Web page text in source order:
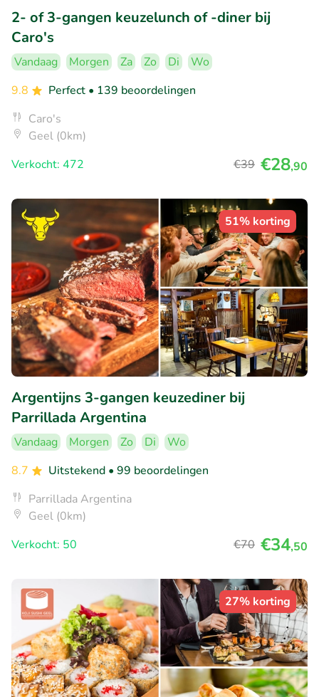
2- of 3-gangen keuzelunch of -diner bij
Caro's
Vandaag Morgen Za Zo Di
Wo
9.8
Perfect • 139 beoordelingen
Caro's
Geel (0km)
Verkocht: 472
€39 €28,90
51% korting
Argentijns 3-gangen keuzediner bij
Parrillada Argentina
Vandaag Morgen Zo Di
Wo
8.7
Uitstekend • 99 beoordelingen
Parrillada Argentina
Geel (0km)
Verkocht: 50
€70 €34,50
27% korting